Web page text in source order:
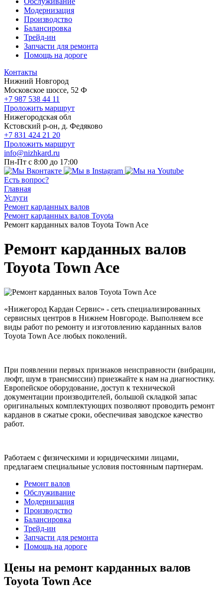
Модернизация
Производство
Балансировка
Трейд-ин
Запчасти для ремонта
Помощь на дороге
Контакты
Нижний Новгород
Московское шоссе, 52 Ф
+7 987 538 44 11
Проложить маршрут
Нижегородская обл
Кстовский р-он, д. Федяково
+7 831 424 21 20
Проложить маршрут
info@nizhkard.ru
Пн-Пт с 8:00 до 17:00
Есть вопрос?
Главная
Услуги
Ремонт карданных валов
Ремонт карданных валов Toyota
Ремонт карданных валов Toyota Town Ace
Ремонт карданных валов
Toyota Town Ace
«Нижегород Кардан Сервис» - сеть специализированных
сервисных центров в Нижнем Новгороде. Выполняем все
виды работ по ремонту и изготовлению карданных валов
Toyota Town Ace любых поколений.
При появлении первых признаков неисправности (вибрации,
люфт, шум в трансмиссии) приезжайте к нам на диагностику.
Европейское оборудование, доступ к технической
документации производителей, большой складкой запас
оригинальных комплектующих позволяют проводить ремонт
карданов в сжатые сроки, обеспечивая заводское качество
работ.
Работаем с физическими и юридическими лицами,
предлагаем специальные условия постоянным партнерам.
Ремонт валов
Обслуживание
Модернизация
Производство
Балансировка
Трейд-ин
Запчасти для ремонта
Помощь на дороге
Цены на ремонт карданных валов
Toyota Town Ace